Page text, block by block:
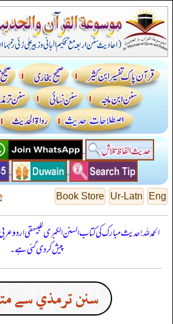
Eng
Ur-Latn
Book Store
الحمدللہ! حدیث مبارک کی کتاب السنن الكبرى للبيهقي
پیش کر دی گئی ہے۔
سنن ترمذي سے